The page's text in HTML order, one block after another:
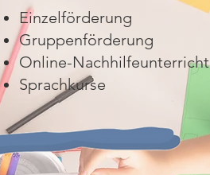
Einzelförderung
Gruppenförderung
Online-Nachhilfeunterricht
Sprachkurse